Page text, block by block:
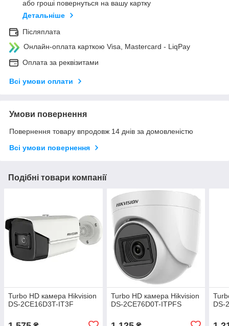
або гроші повернуться на вашу картку
Детальніше
Післяплата
Онлайн-оплата карткою Visa, Mastercard - LiqPay
Оплата за реквізитами
Всі умови оплати
Умови повернення
Повернення товару впродовж 14 днів за домовленістю
Всі умови повернення
Подібні товари компанії
Turbo HD камера Hikvision
DS-2CE16D3T-IT3F
Turbo HD камера Hikvision
DS-2CE76D0T-ITPFS
DS-